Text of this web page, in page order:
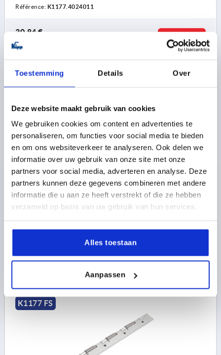
Toestemming Details Over
Deze website maakt gebruik van cookies
We gebruiken cookies om content en advertenties te
personaliseren, om functies voor social media te bieden
en om ons websiteverkeer te analyseren. Ook delen we
informatie over uw gebruik van onze site met onze
partners voor social media, adverteren en analyse. Deze
partners kunnen deze gegevens combineren met andere
informatie die u aan ze heeft verstrekt of die ze hebben
verzameld op basis van uw gebruik van hun services.
Alles toestaan
Aanpassen
Référence: K1177.4024011
30,84 €
hors frais d’envoi
DÉTAILS
K1177 FS
CHARNIÈRE À RESSORT FERMETURE À RESSORT SANS
TROU A=40, B=240, FORME:A, ACIER INOX. A2
MATÉRIAU DU CORPS DE BASE=ACIER INOXYDABLE A2
MODÈLE 1=RESSORT FERMANT
FORME=A
41,31 €
K1177 FS